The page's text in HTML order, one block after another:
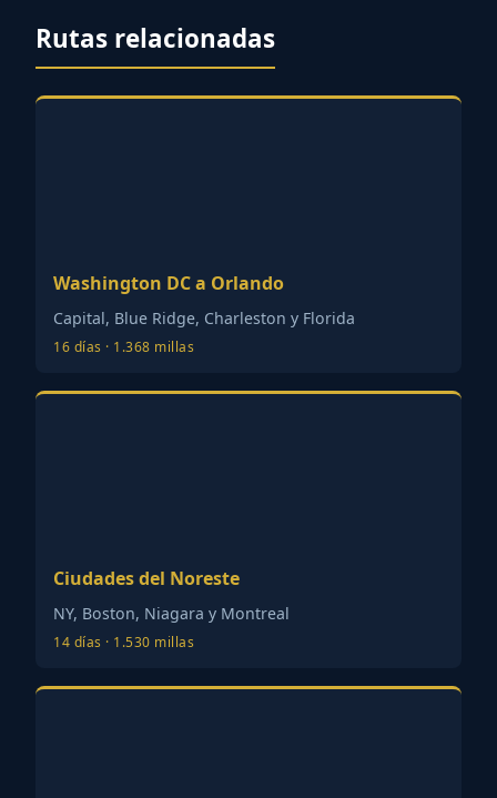
Rutas relacionadas
Washington DC a Orlando
Capital, Blue Ridge, Charleston y Florida
16 días · 1.368 millas
Ciudades del Noreste
NY, Boston, Niagara y Montreal
14 días · 1.530 millas